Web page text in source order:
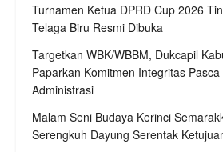
Turnamen Ketua DPRD Cup 2026
Telaga Biru Resmi Dibuka
Targetkan WBK/WBBM, Dukcapil
Paparkan Komitmen Integritas
Administrasi
Malam Seni Budaya Kerinci
Serengkuh Dayung Serentak